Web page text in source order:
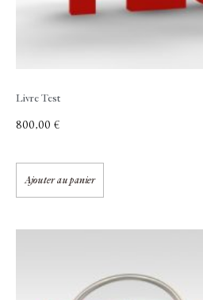
Livre Test
800,00 €
Ajouter au panier